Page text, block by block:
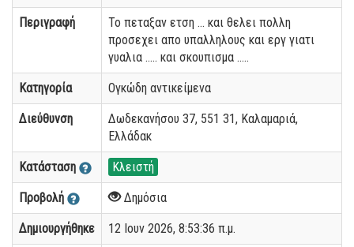
Περιγραφή
Το πεταξαν ετση ... και θελει πολλη
προσεχει απο υπαλληλους και εργ γιατι
γυαλια ..... και σκουπισμα .....
Κατηγορία Ογκώδη αντικείμενα
Διεύθυνση
Δωδεκανήσου 37, 551 31, Καλαμαριά,
Ελλάδακ
Κατάσταση Κλειστή
Προβολή Δημόσια
Δημιουργήθηκε 12 Ιουν 2026, 8:53:36 π.μ.